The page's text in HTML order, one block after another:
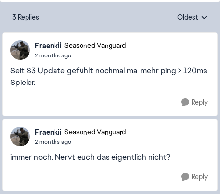
3 Replies Replies
Oldest
Fraenkii Seasoned Vanguard
2 months ago
Seit S3 Update gefühlt nochmal mal mehr ping > 120ms
Spieler.
Reply
Fraenkii Seasoned Vanguard
2 months ago
immer noch. Nervt euch das eigentlich nicht?
Reply